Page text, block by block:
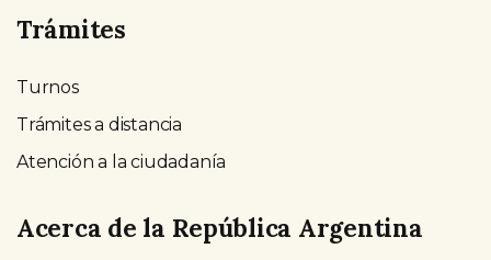
Trámites
Turnos
Trámites a distancia
Atención a la ciudadanía
Acerca de la República Argentina